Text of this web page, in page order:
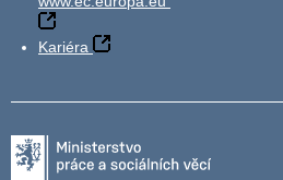
Kariéra